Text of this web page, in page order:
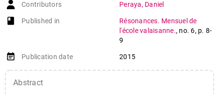
Contributors Peraya, Daniel
book-open
Published in
Résonances. Mensuel de
l'école valaisanne., no. 6, p. 8-
9
event_note Publication date 2015
Abstract